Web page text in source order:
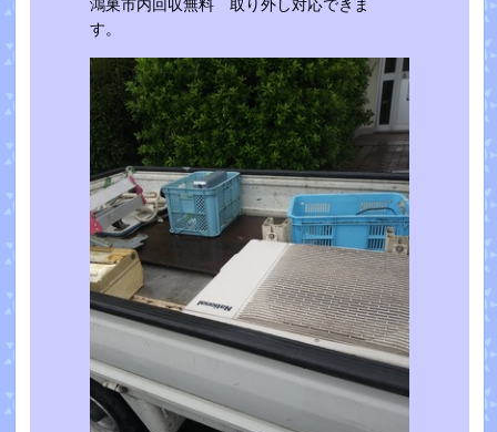
鴻巣市内回収無料 取り外し対応できま
す。